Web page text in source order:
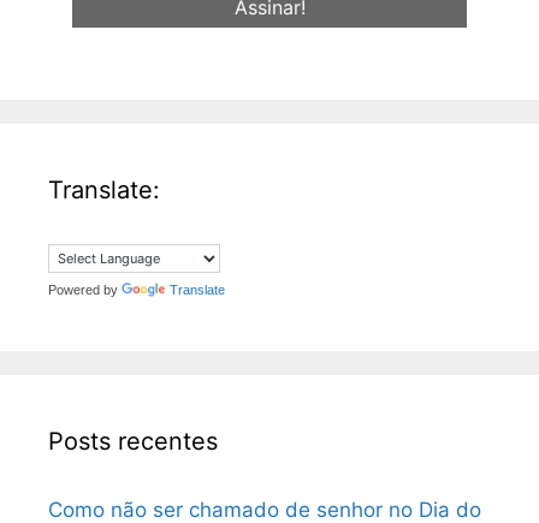
Translate:
Powered by Translate
Posts recentes
Como não ser chamado de senhor no Dia do